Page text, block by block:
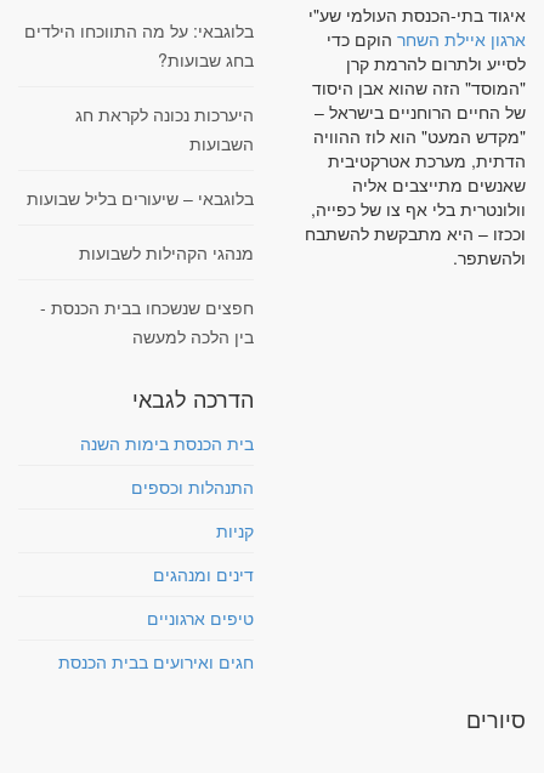
איגוד בתי-הכנסת העולמי שע"י
ארגון איילת השחר הוקם כדי
לסייע ולתרום להרמת קרן
"המוסד" הזה שהוא אבן היסוד
של החיים הרוחניים בישראל –
"מקדש המעט" הוא לוז ההוויה
הדתית, מערכת אטרקטיבית
שאנשים מתייצבים אליה
וולונטרית בלי אף צו של כפייה,
וככזו – היא מתבקשת להשתבח
ולהשתפר.
בלוגבאי: על מה התווכחו הילדים
בחג שבועות?
היערכות נכונה לקראת חג
השבועות
בלוגבאי – שיעורים בליל שבועות
מנהגי הקהילות לשבועות
חפצים שנשכחו בבית הכנסת -
בין הלכה למעשה
הדרכה לגבאי
בית הכנסת בימות השנה
התנהלות וכספים
קניות
דינים ומנהגים
טיפים ארגוניים
חגים ואירועים בבית הכנסת
סיורים